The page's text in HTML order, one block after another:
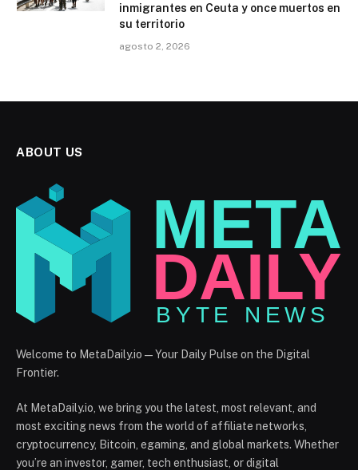
inmigrantes en Ceuta y once muertos en
su territorio
agosto 2, 2026
ABOUT US
Welcome to MetaDaily.io — Your Daily Pulse on the Digital
Frontier.
At MetaDaily.io, we bring you the latest, most relevant, and
most exciting news from the world of affiliate networks,
cryptocurrency, Bitcoin, egaming, and global markets. Whether
you’re an investor, gamer, tech enthusiast, or digital